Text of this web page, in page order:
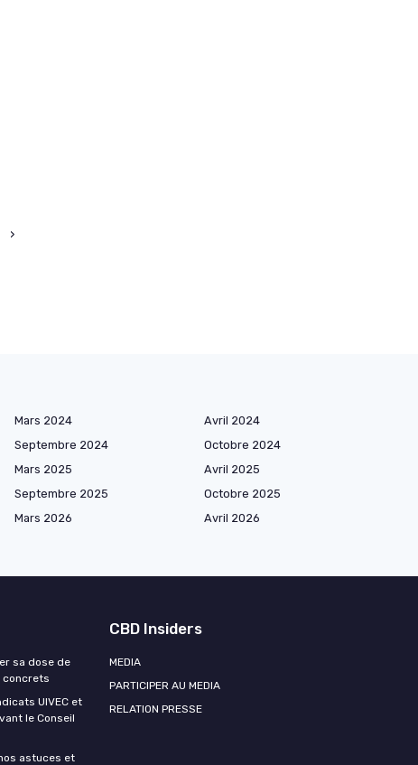
›
Mars 2024
Avril 2024
Septembre 2024
Octobre 2024
Mars 2025
Avril 2025
Septembre 2025
Octobre 2025
Mars 2026
Avril 2026
sa dose de
concrets
UIVEC et
le Conseil
astuces et
CBD Insiders
MEDIA
PARTICIPER AU MEDIA
RELATION PRESSE